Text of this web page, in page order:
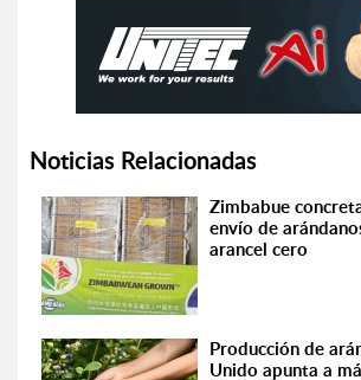
Noticias Relacionadas
Zimbabue
envío de
arancel cero
Producción de
Unido apunta a